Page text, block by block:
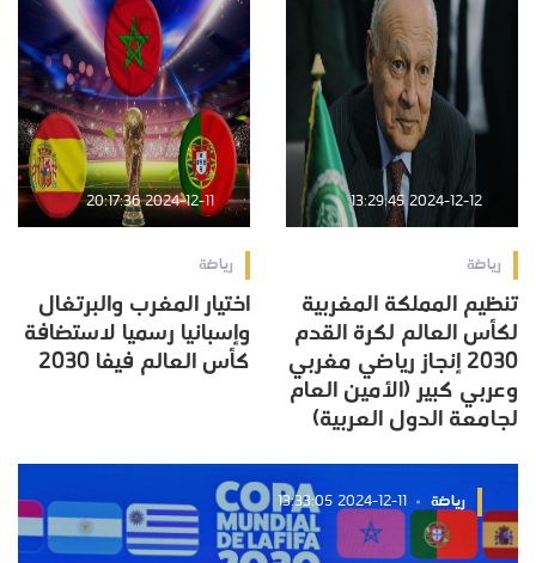
2024-12-12 13:29:45
رياضة
تنظيم المملكة المغربية
لكأس العالم لكرة القدم
2030 إنجاز رياضي مغربي
وعربي كبير (الأمين العام
لجامعة الدول العربية)
2024-12-11 20:17:36
رياضة
اختيار المغرب والبرتغال
وإسبانيا رسميا لاستضافة
كأس العالم فيفا 2030
رياضة 2024-12-11 13:33:05